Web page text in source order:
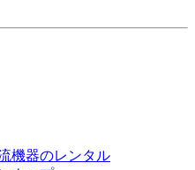
機器のレンタル